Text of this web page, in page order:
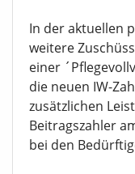
In der aktuellen
weitere
einer
die neuen IW-
zusätzlichen
Beitragszahler
bei den